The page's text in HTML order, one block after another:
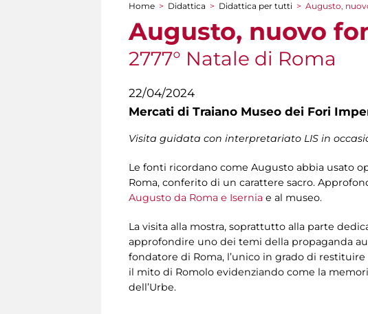
Tu sei qui
Home > Didattica > Didattica per tutti > Augusto,
Augusto, nuovo
2777° Natale di Roma
22/04/2024
Mercati di Traiano Museo dei Fori
Visita guidata con interpretariato LIS in
Le fonti ricordano come Augusto abbia usato
Roma, conferito di un carattere sacro.
Augusto da Roma e Isernia e al museo.
La visita alla mostra, soprattutto alla parte
approfondire uno dei temi della propaganda
fondatore di Roma, l’unico in grado di
il mito di Romolo evidenziando come la
dell’Urbe.